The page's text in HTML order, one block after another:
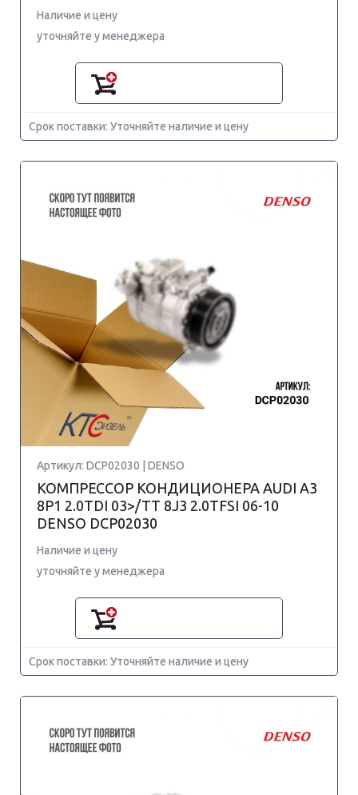
Наличие и цену
уточняйте у менеджера
Срок поставки: Уточняйте наличие и цену
Артикул: DCP02030 | DENSO
КОМПРЕССОР КОНДИЦИОНЕРА AUDI A3
8P1 2.0TDI 03>/TT 8J3 2.0TFSI 06-10
DENSO DCP02030
Наличие и цену
уточняйте у менеджера
Срок поставки: Уточняйте наличие и цену